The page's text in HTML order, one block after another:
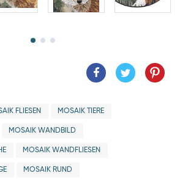
FLIESEN MOSAIK TIERE
MOSAIK WANDBILD
MOSAIK WANDFLIESEN
MOSAIK RUND